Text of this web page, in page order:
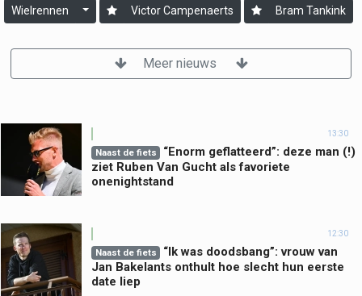
Wielrennen Victor Campenaerts Bram Tankink
Meer nieuws
13:30
Naast de fiets
“Enorm geflatteerd”: deze man (!)
ziet Ruben Van Gucht als favoriete
onenightstand
12:30
Naast de fiets
“Ik was doodsbang”: vrouw van
Jan Bakelants onthult hoe slecht hun eerste
date liep